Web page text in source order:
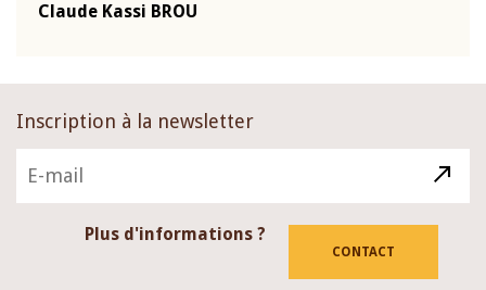
Claude Kassi BROU
Inscription à la newsletter
Plus d'informations ?
CONTACT